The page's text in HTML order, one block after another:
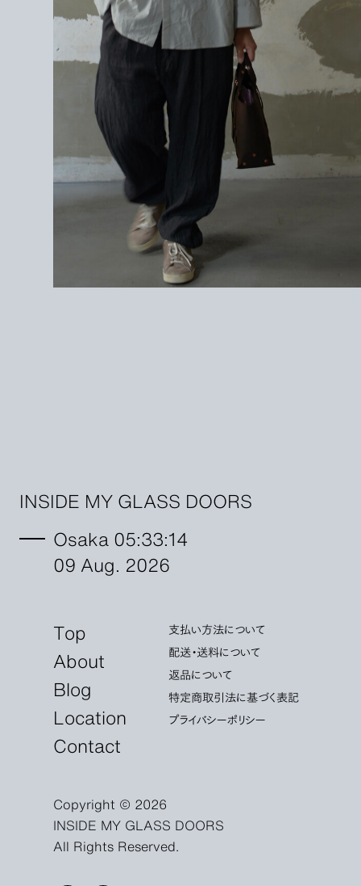
INSIDE MY GLASS DOORS
Osaka 05:33:15
09 Aug. 2026
Top
About
Blog
Location
Contact
支払い方法について
配送・送料について
返品について
特定商取引法に基づく表記
プライバシーポリシー
Copyright © 2026
INSIDE MY GLASS DOORS
All Rights Reserved.